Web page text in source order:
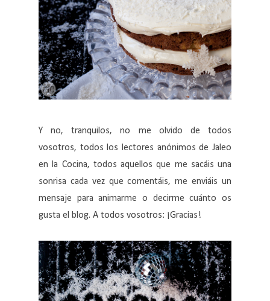
Y no, tranquilos, no me olvido de todos
vosotros, todos los lectores anónimos de Jaleo
en la Cocina, todos aquellos que me sacáis una
sonrisa cada vez que comentáis, me enviáis un
mensaje para animarme o decirme cuánto os
gusta el blog. A todos vosotros: ¡Gracias!